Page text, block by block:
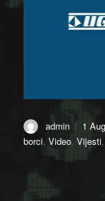
Author
admin
on
1
borci,Video,Vijesti